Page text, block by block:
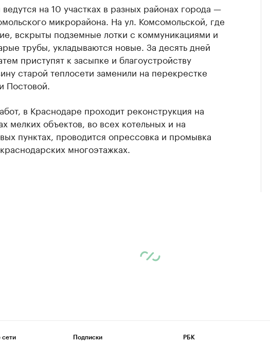
на 10 участках в разных районах города —
микрорайона. На ул. Комсомольской, где
вскрыты подземные лотки с коммуникациями и
трубы, укладываются новые. За десять дней
приступят к засыпке и благоустройству
старой теплосети заменили на перекрестке
Постовой.
в Краснодаре проходит реконструкция на
мелких объектов, во всех котельных и на
пунктах, проводится опрессовка и промывка
многоэтажках.
сети Подписки РБК